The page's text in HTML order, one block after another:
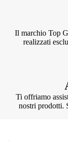
Il marchio Top
realizzati
Ti offriamo
nostri prodotti.
Knotter